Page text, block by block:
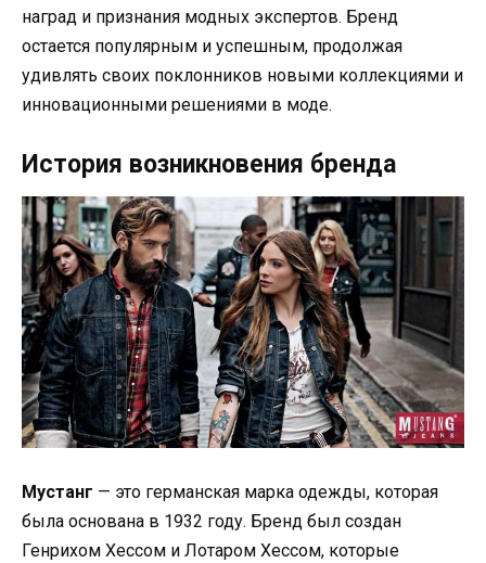
наград и признания модных экспертов. Бренд
остается популярным и успешным, продолжая
удивлять своих поклонников новыми коллекциями и
инновационными решениями в моде.
История возникновения бренда
Мустанг — это германская марка одежды, которая
была основана в 1932 году. Бренд был создан
Генрихом Хессом и Лотаром Хессом, которые